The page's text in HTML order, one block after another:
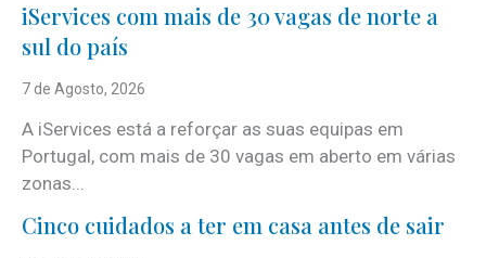
iServices com mais de 30 vagas de norte a
sul do país
7 de Agosto, 2026
A iServices está a reforçar as suas equipas em
Portugal, com mais de 30 vagas em aberto em várias
zonas...
Cinco cuidados a ter em casa antes de sair